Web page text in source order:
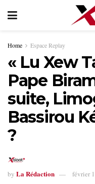
Home Espace Replay
« Lu Xew
Pape
suite,
Bassirou
?
by La Rédaction février